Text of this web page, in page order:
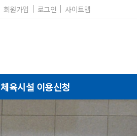
회원가입 로그인 사이트맵
체육시설 이용신청